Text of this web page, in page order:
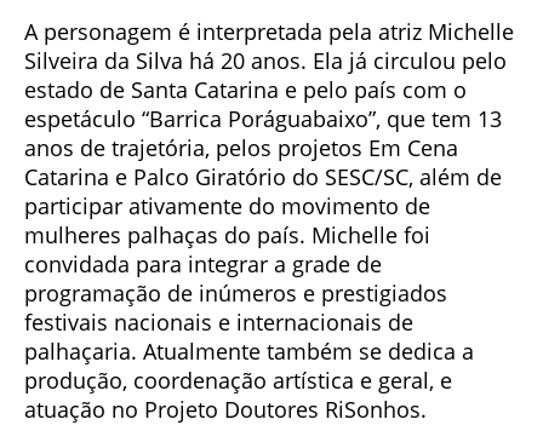
A personagem é interpretada pela atriz Michelle
Silveira da Silva há 20 anos. Ela já circulou pelo
estado de Santa Catarina e pelo país com o
espetáculo “Barrica Poráguabaixo”, que tem 13
anos de trajetória, pelos projetos Em Cena
Catarina e Palco Giratório do SESC/SC, além de
participar ativamente do movimento de
mulheres palhaças do país. Michelle foi
convidada para integrar a grade de
programação de inúmeros e prestigiados
festivais nacionais e internacionais de
palhaçaria. Atualmente também se dedica a
produção, coordenação artística e geral, e
atuação no Projeto Doutores RiSonhos.